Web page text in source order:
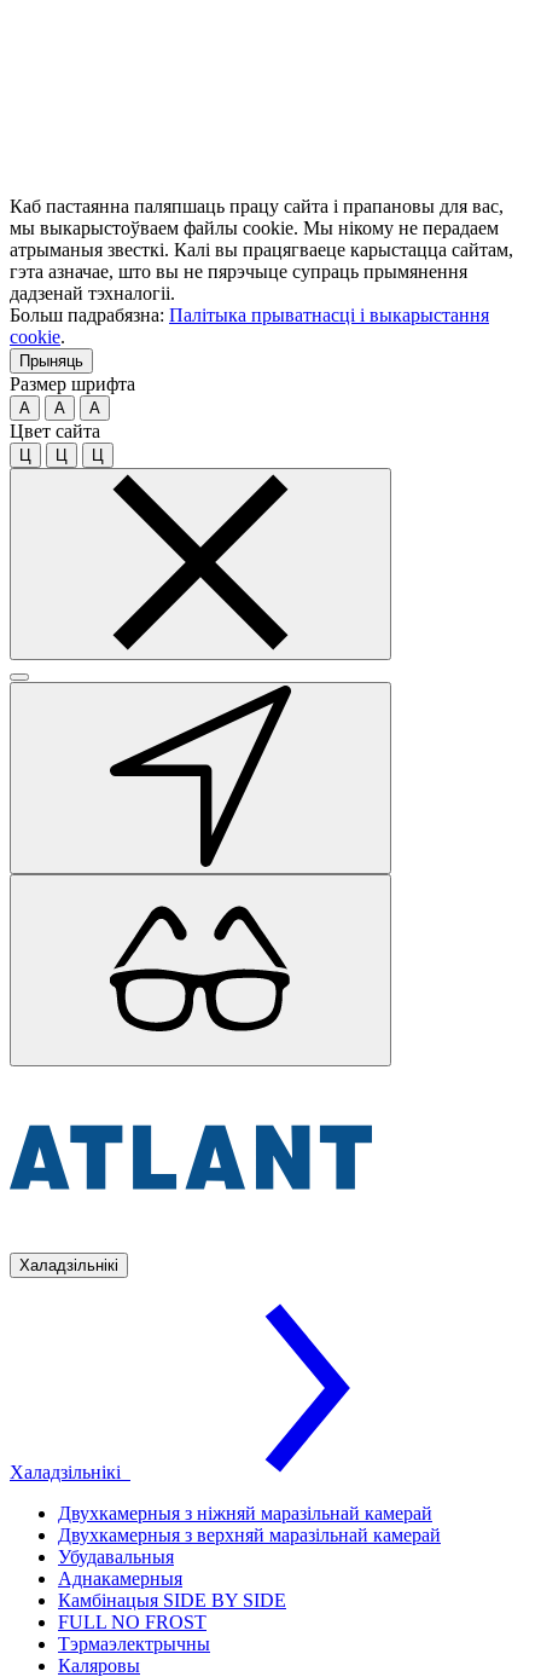
Каб пастаянна паляпшаць працу сайта і прапановы для вас,
мы выкарыстоўваем файлы cookie. Мы нікому не перадаем
атрыманыя звесткі. Калі вы працягваеце карыстацца сайтам,
гэта азначае, што вы не пярэчыце супраць прымянення
дадзенай тэхналогіі.
Больш падрабязна: Палітыка прыватнасці і выкарыстання
cookie.
Прыняць
Размер шрифта
A A A
Цвет сайта
Ц Ц Ц
Халадзільнікі
Халадзільнікі
Двухкамерныя з ніжняй маразільнай камерай
Двухкамерныя з верхняй маразільнай камерай
Убудавальныя
Аднакамерныя
Камбінацыя SIDE BY SIDE
FULL NO FROST
Тэрмаэлектрычны
Каляровы